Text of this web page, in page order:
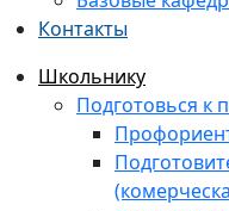
Контакты
Школьнику
Подготовься к